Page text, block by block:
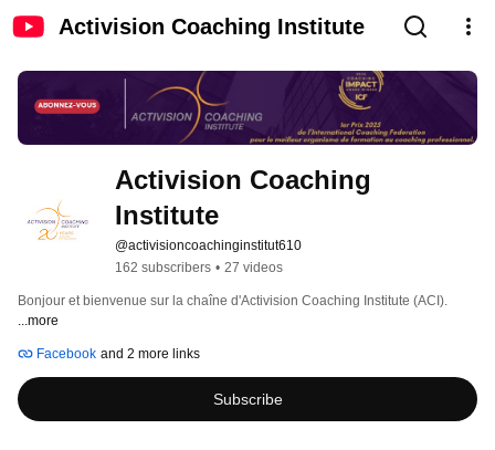
Activision Coaching Institute
Activision Coaching
Institute
@activisioncoachinginstitut610
162 subscribers • 27 videos
Bonjour et bienvenue sur la chaîne d'Activision Coaching Institute (ACI).
...more
Facebook and 2 more links
Subscribe